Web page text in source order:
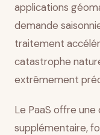
applications
demande
traitement
catastrophe
extrêmement
Le PaaS offre
supplémentaire,